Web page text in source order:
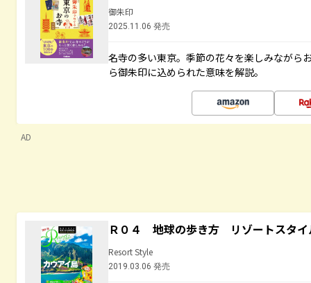
御朱印
2025.11.06 発売
名寺の多い東京。季節の花々を楽しみながら
ら御朱印に込められた意味を解説。
AD
Ｒ０４ 地球の歩き方 リゾートスタ
Resort Style
2019.03.06 発売